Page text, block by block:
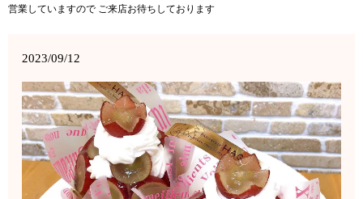
営業していますので ご来店お待ちしております
2023/09/12